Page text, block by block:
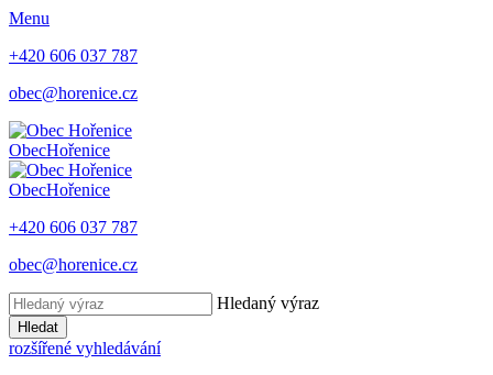
Menu
+420 606 037 787
obec@horenice.cz
ObecHořenice
ObecHořenice
+420 606 037 787
obec@horenice.cz
Hledaný výraz
Hledat
rozšířené vyhledávání